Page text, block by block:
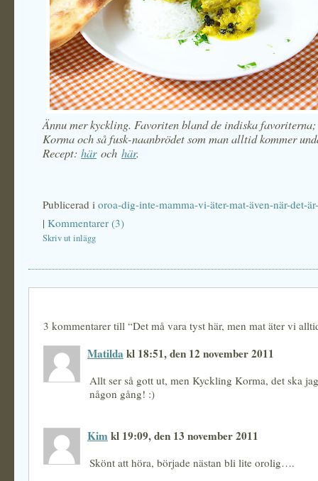
Ännu mer kyckling. Favoriten bland de indiska
Korma och så fusk-naanbrödet som man alltid kommer
Recept: häroch här.
Publicerad i oroa-dig-inte-mamma-vi-äter-mat-även-när-det-
| Kommentarer (3)
Skriv ut inlägg
3 kommentarer till “Det må vara tyst här, men mat äter vi
Matilda kl 18:51, den 12 november 2011
Allt ser så gott ut, men Kyckling Korma, det ska
någon gång! :)
Kimkl 19:09, den 13 november 2011
Skönt att höra, började nästan bli lite orolig….